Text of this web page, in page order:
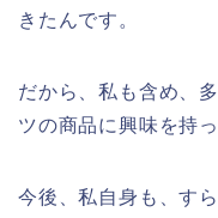
きたんです。
だから、私も含め、
ツの商品に興味を持
今後、私自身も、す